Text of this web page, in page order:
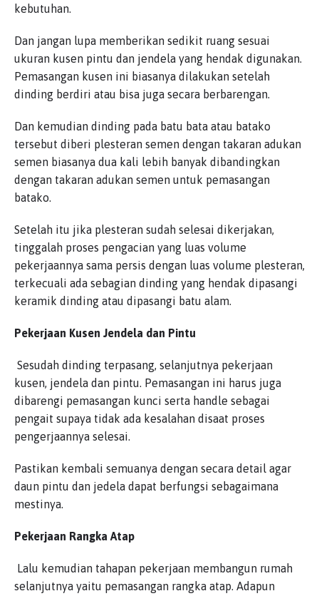
kebutuhan.
Dan jangan lupa memberikan sedikit ruang sesuai
ukuran kusen pintu dan jendela yang hendak digunakan.
Pemasangan kusen ini biasanya dilakukan setelah
dinding berdiri atau bisa juga secara berbarengan.
Dan kemudian dinding pada batu bata atau batako
tersebut diberi plesteran semen dengan takaran adukan
semen biasanya dua kali lebih banyak dibandingkan
dengan takaran adukan semen untuk pemasangan
batako.
Setelah itu jika plesteran sudah selesai dikerjakan,
tinggalah proses pengacian yang luas volume
pekerjaannya sama persis dengan luas volume plesteran,
terkecuali ada sebagian dinding yang hendak dipasangi
keramik dinding atau dipasangi batu alam.
Pekerjaan Kusen Jendela dan Pintu
Sesudah dinding terpasang, selanjutnya pekerjaan
kusen, jendela dan pintu. Pemasangan ini harus juga
dibarengi pemasangan kunci serta handle sebagai
pengait supaya tidak ada kesalahan disaat proses
pengerjaannya selesai.
Pastikan kembali semuanya dengan secara detail agar
daun pintu dan jedela dapat berfungsi sebagaimana
mestinya.
Pekerjaan Rangka Atap
Lalu kemudian tahapan pekerjaan membangun rumah
selanjutnya yaitu pemasangan rangka atap. Adapun